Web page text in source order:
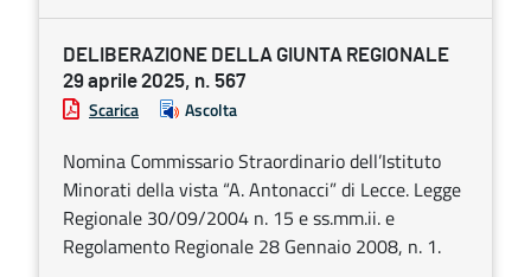
DELIBERAZIONE DELLA GIUNTA REGIONALE
29 aprile 2025, n. 567
Scarica Ascolta
Nomina Commissario Straordinario dell’Istituto
Minorati della vista “A. Antonacci” di Lecce. Legge
Regionale 30/09/2004 n. 15 e ss.mm.ii. e
Regolamento Regionale 28 Gennaio 2008, n. 1.